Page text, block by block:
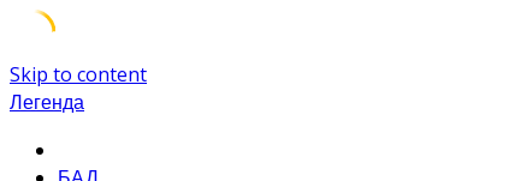
Skip to content
Легенда